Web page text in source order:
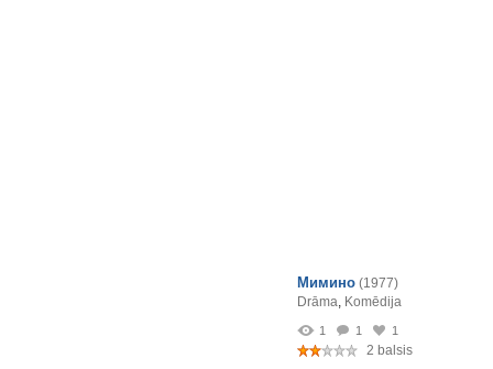
Мимино (1977)
Drāma, Komēdija
1 1 1
2 balsis